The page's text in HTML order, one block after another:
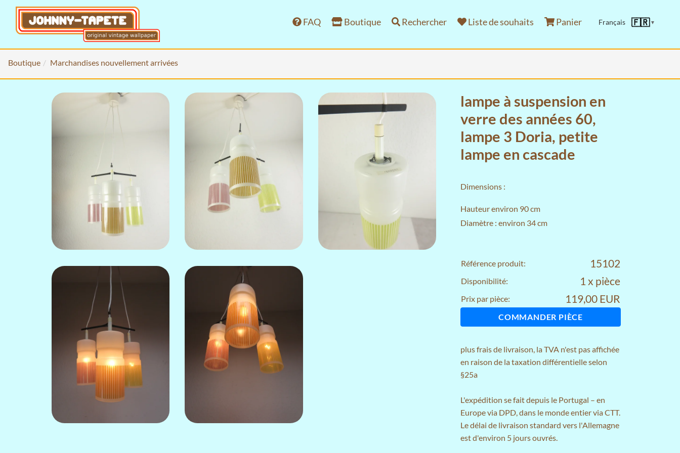
FAQ Boutique Rechercher Liste de souhaits Panier Français 🇫🇷▼
Boutique Marchandises nouvellement arrivées
lampe à suspension en
verre des années 60,
lampe 3 Doria, petite
lampe en cascade
Dimensions :
Hauteur environ 90 cm
Diamètre : environ 34 cm
Référence produit: 15102
Disponibilité: 1 x pièce
Prix par pièce: 119,00 EUR
COMMANDER PIÈCE
plusfrais de livraison, la TVA n'est pas affichée
en raison de la taxation différentielle selon
§25a
L'expédition se fait depuis le Portugal – en
Europe via DPD, dans le monde entier via CTT.
Le délai de livraison standard vers l'Allemagne
est d'environ 5 jours ouvrés.